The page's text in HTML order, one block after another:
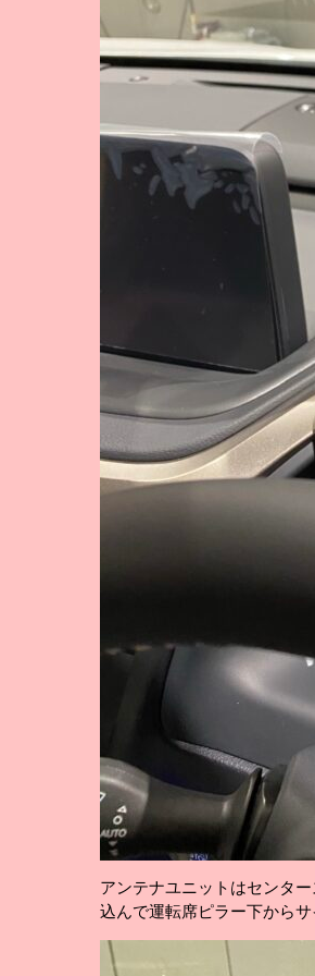
アンテナユニットはセンタ
込んで運転席ピラー下から